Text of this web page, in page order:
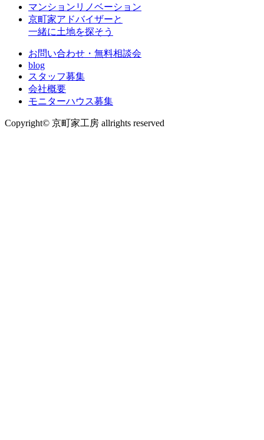
マンションリノベーション
京町家アドバイザーと
一緒に土地を探そう
お問い合わせ・無料相談会
blog
スタッフ募集
会社概要
モニターハウス募集
Copyright© 京町家工房 allrights reserved